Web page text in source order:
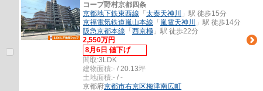
コープ野村京都四条
京都地下鉄東西線 「 太秦天神川
」駅 徒歩15分
京福電気鉄道嵐山本線 「 嵐電天神川
」駅 徒歩14分
阪急京都本線 「 西京極 」駅 徒歩22分
2,550万円
8月6日 値下げ
間取:3LDK
建物面積:- / 20.13坪
土地面積:- / -
京都府京都市右京区梅津南広町